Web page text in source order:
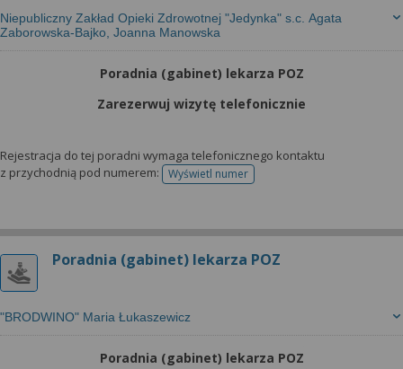
Niepubliczny Zakład Opieki Zdrowotnej "Jedynka" s.c. Agata
Zaborowska-Bajko, Joanna Manowska
Poradnia (gabinet) lekarza POZ
Zarezerwuj wizytę telefonicznie
Rejestracja do tej poradni wymaga telefonicznego kontaktu
z przychodnią pod numerem:
Wyświetl numertelefonu do rejestracji
Poradnia (gabinet) lekarza POZ
"BRODWINO" Maria Łukaszewicz
Poradnia (gabinet) lekarza POZ